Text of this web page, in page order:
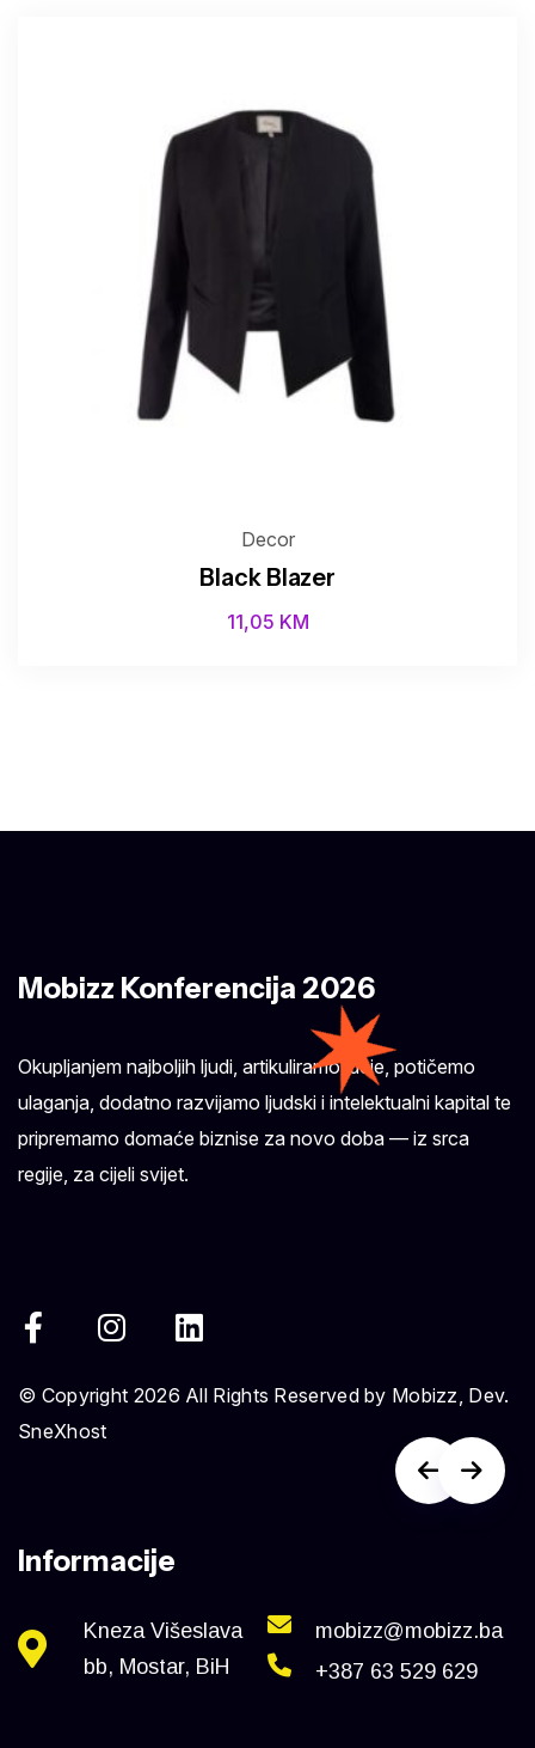
Decor
Black Blazer
11,05 KM
Mobizz Konferencija 2026
Okupljanjem najboljih ljudi, artikuliramo ideje, potičemo
ulaganja, dodatno razvijamo ljudski i intelektualni kapital te
pripremamo domaće biznise za novo doba — iz srca
regije, za cijeli svijet.
© Copyright 2026 All Rights Reserved by Mobizz, Dev.
SneXhost
Informacije
Kneza Višeslava
bb, Mostar, BiH
mobizz@mobizz.ba
+387 63 529 629